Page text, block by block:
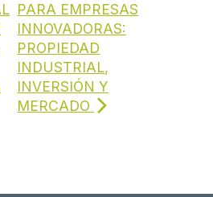
PARA EMPRESAS
INNOVADORAS:
PROPIEDAD
INDUSTRIAL,
INVERSIÓN Y
MERCADO